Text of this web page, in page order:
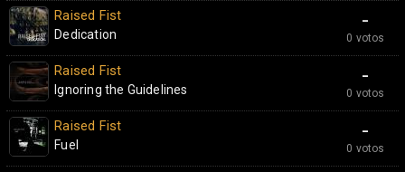
-
0 votos
Raised Fist
Dedication
-
0 votos
Raised Fist
Ignoring the Guidelines
-
0 votos
Raised Fist
Fuel